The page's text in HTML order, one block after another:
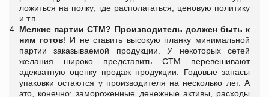
ложиться на полку, где располагаться, ценовую политику
и т.п.
Мелкие партии СТМ? Производитель должен быть к
ним готов! И не ставить высокую планку минимальной
партии заказываемой продукции. У некоторых сетей
желания широко представить СТМ перевешивают
адекватную оценку продаж продукции. Годовые запасы
упаковки остаются у производителя на несколько лет. А
это, конечно: замороженные денежные активы, расходы